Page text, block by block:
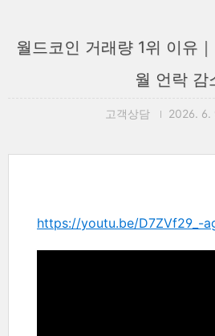
월드코인 거래량 1위 이유
월 언락 감
고객상담 2026. 6.
https://youtu.be/D7ZVf29_-